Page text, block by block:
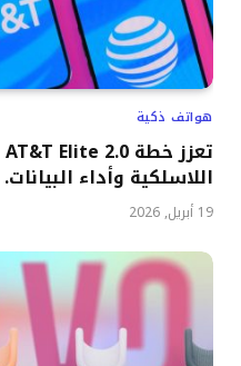
هواتف ذكية
اللاسلكية وأداء البيانات.
19 أبريل, 2026